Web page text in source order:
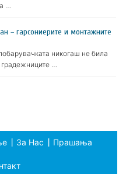
…
– гарсониерите и монтажните
никогаш не била
…
За Нас Прашања